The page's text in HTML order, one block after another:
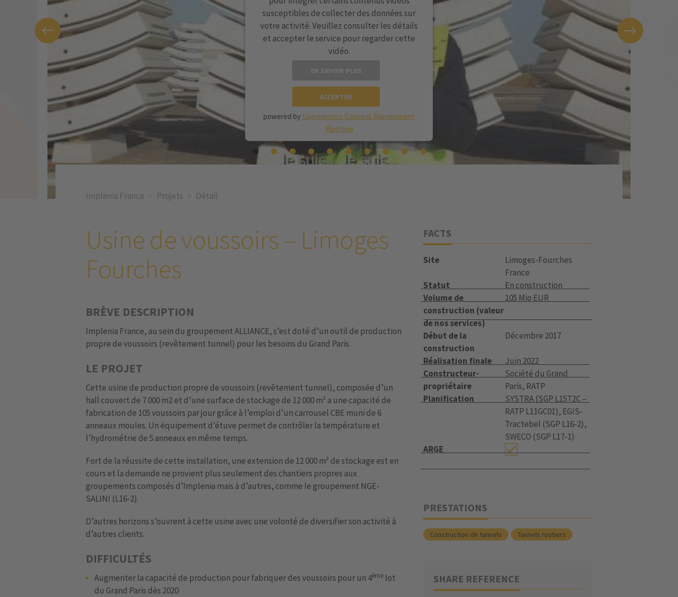
susceptibles de collecter des données sur
votre activité. Veuillez consulter les détails
et accepter le service pour regarder cette
vidéo.
ACCEPTER
powered by Usercentrics Consent Management
Platform
Implenia France Projets Détail
Usine de voussoirs – Limoges
Fourches
BRÈVE DESCRIPTION
Implenia France, au sein du groupement ALLIANCE, s’est doté d’un outil de production
propre de voussoirs (revêtement tunnel) pour les besoins du Grand Paris.
LE PROJET
Cette usine de production propre de voussoirs (revêtement tunnel), composée d’un
hall couvert de 7 000 m2 et d’une surface de stockage de 12 000 m² a une capacité de
fabrication de 105 voussoirs par jour grâce à l’emploi d’un carrousel CBE muni de 6
anneaux moules. Un équipement d’étuve permet de contrôler la température et
l’hydrométrie de 5 anneaux en même temps.
Fort de la réussite de cette installation, une extension de 12 000 m² de stockage est en
cours et la demande ne provient plus seulement des chantiers propres aux
groupements composés d’Implenia mais à d’autres, comme le groupement NGE-
SALINI (L16-2).
D’autres horizons s’ouvrent à cette usine avec une volonté de diversifier son activité à
d’autres clients.
DIFFICULTÉS
Augmenter la capacité de production pour fabriquer des voussoirs pour un 4ème lot
du Grand Paris dès 2020
FACTS
Site
Limoges-Fourches
France
Statut
En construction
Volume de
construction (valeur
de nos services)
105 Mio EUR
Début de la
construction
Décembre 2017
Réalisation finale
Juin 2022
Constructeur-
propriétaire
Société du Grand
Paris, RATP
Planification
SYSTRA (SGP L15T2C –
RATP L11GC01), EGIS-
Tractebel (SGP L16-2),
SWECO (SGP L17-1)
ARGE
PRESTATIONS
Construction de tunnels Tunnels routiers
SHARE REFERENCE